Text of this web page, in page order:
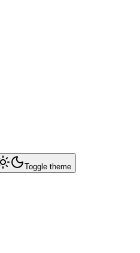
Toggle theme